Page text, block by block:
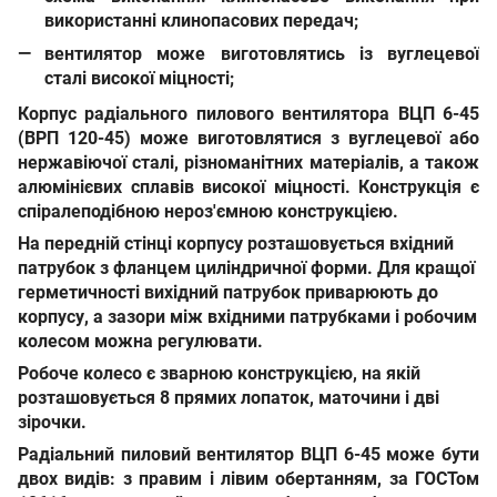
використанні клинопасових передач;
вентилятор може виготовлятись із вуглецевої
сталі високої міцності;
Корпусрадіального пилового вентилятора ВЦП6-45
(ВРП 120-45) може виготовлятися з вуглецевої або
нержавіючої сталі, різноманітних матеріалів, а також
алюмінієвих сплавів високої міцності. Конструкція є
спіралеподібною нероз'ємною конструкцією.
На передній стінці корпусу розташовується вхідний
патрубок з фланцем циліндричної форми. Для кращої
герметичності вихідний патрубок приварюють до
корпусу, а зазори між вхідними патрубками і робочим
колесом можна регулювати.
Робоче колесо є зварною конструкцією, на якій
розташовується 8 прямих лопаток, маточини і дві
зірочки.
Радіальний пиловий вентилятор ВЦП 6-45може бути
двох видів: з правим і лівим обертанням, за ГОСТом